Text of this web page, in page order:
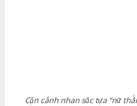
Cận cảnh nhan sắc tựa “nữ